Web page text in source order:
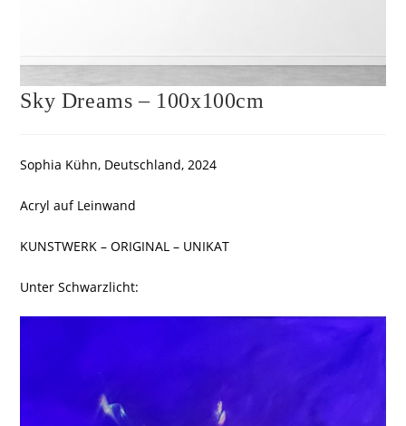
Sky Dreams – 100x100cm
Sophia Kühn, Deutschland, 2024
Acryl auf Leinwand
KUNSTWERK – ORIGINAL – UNIKAT
Unter Schwarzlicht: